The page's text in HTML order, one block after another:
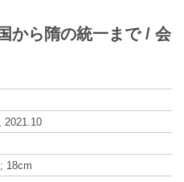
から隋の統一まで / 会
2021.10
18cm